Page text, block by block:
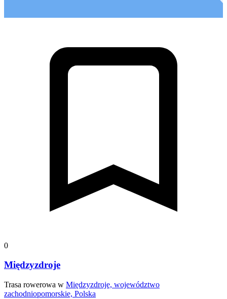
0
Międzyzdroje
Trasa rowerowa w Międzyzdroje, województwo
zachodniopomorskie, Polska